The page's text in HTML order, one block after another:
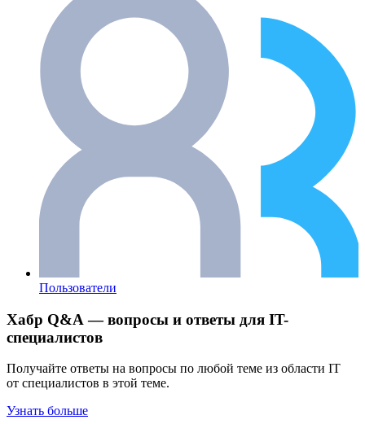
Пользователи
Хабр Q&A — вопросы и ответы для IT-
специалистов
Получайте ответы на вопросы по любой теме из области IT
от специалистов в этой теме.
Узнать больше